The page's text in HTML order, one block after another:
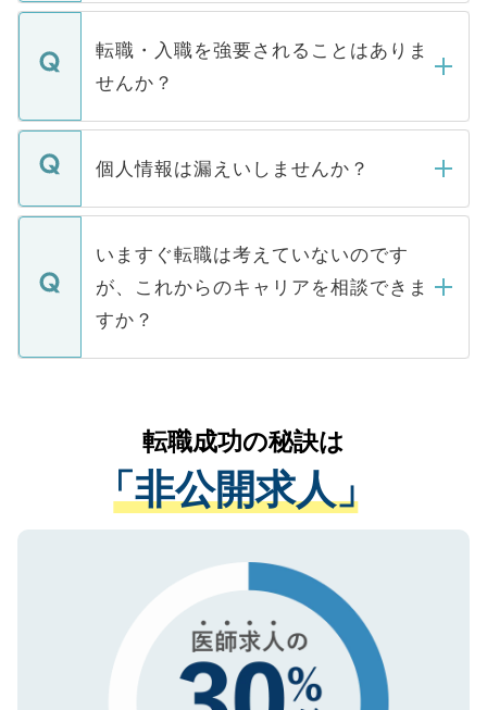
ます。通常、5営業日以内にはご連絡をせて
いただきますので、しばらくお待ちくださ
い。
マイナビDOCTORで取り扱っている求人の
うち約3割は、Webサイトからご覧いただ
けない「非公開求人」です。非公開求人は
下記の理由によって、一般には公開してい
ません。
■応募殺到を避けるため 人気のある医療機
関を公にしてしまうと、応募が殺到する場
に、医療機関が求める条件に合った人材の
みを人材紹介会社に依頼するケースが増え
ています。
転職・入職を強要されることはありま
せんか？
転職・入職を強要することは一切ありませ
ん。また、仮に応募先から内定をいただい
定を承諾する必要はありません。内定先へ
の辞退の連絡はキャリアパートナーが行い
ますので、ご安心ください。
個人情報は漏えいしませんか？
個人情報が漏えいすることはありませんの
で、ご安心ください。当サイトからの登録
などで収集したご登録者様の個人情報は、
ご本人のキャリアアップおよび転職活動の
支援を目的に使用いたします。お預かりし
ているすべての個人データはご本人の許可
は、個人情報の取り扱いについての厳密な
管理基準を満たした事業者のみに付与され
る、プライバシーマークを取得済みです。
ご登録いただいた個人情報は、SSL（デー
で、機密保持に関してもご安心ください。
いますぐ転職は考えていないのです
が、これからのキャリアを相談できま
すか？
かがいして、現在の医療機関の状況や紹介
経験をまじえながら、適切なアドバイスを
させていただきます。すぐにご転職をされ
ない方には、長期的なサポートが可能です
ので、まずはご登録ください。
転職成功の秘訣は
「非公開求人」